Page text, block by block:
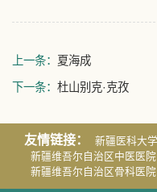
上一条： 夏海成
下一条： 杜山别克·克孜
友情链接： 新疆医科大学
新疆维吾尔自治区中医医院
新疆维吾尔自治区骨科医院